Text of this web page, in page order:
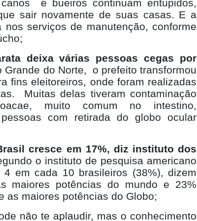
e bueiros continuam entupidos,
sair novamente de suas casas. E a
serviços de manutenção, conforme
deixa várias pessoas cegas por
Grande do Norte, o prefeito transformou
fins eleitoreiros, onde foram realizadas
Muitas delas tiveram contaminação
muito comum no intestino,
com retirada do globo ocular
cresce em 17%, diz instituto dos
o instituto de pesquisa americano
4 em cada 10 brasileiros (38%), dizem
maiores potências do mundo e 23%
as maiores potências do Globo;
não te aplaudir, mas o conhecimento